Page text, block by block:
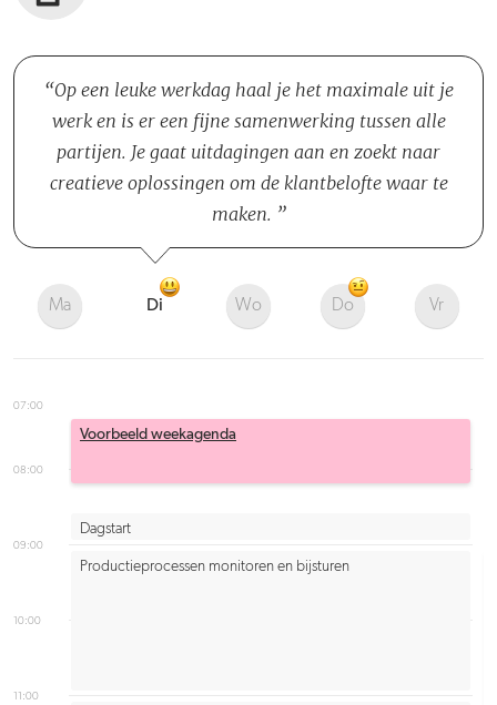
Op een leuke werkdag haal je het maximale uit je
werk en is er een fijne samenwerking tussen alle
partijen. Je gaat uitdagingen aan en zoekt naar
creatieve oplossingen om de klantbelofte waar te
maken.
Ma Di Wo Do Vr
07:00
08:00
09:00
10:00
11:00
Dagstart
Voorbeeld weekagenda
Productieprocessen monitoren en bijsturen